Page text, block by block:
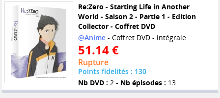
Re:Zero - Starting Life in Another
World - Saison 2 - Partie 1 - Edition
Collector - Coffret DVD
@Anime- Coffret DVD - intégrale
51.14 €
Rupture
Points fidelités : 130
Nb DVD : 2 - Nb épisodes : 13